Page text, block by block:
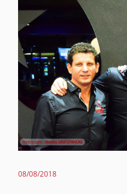
08/08/2018